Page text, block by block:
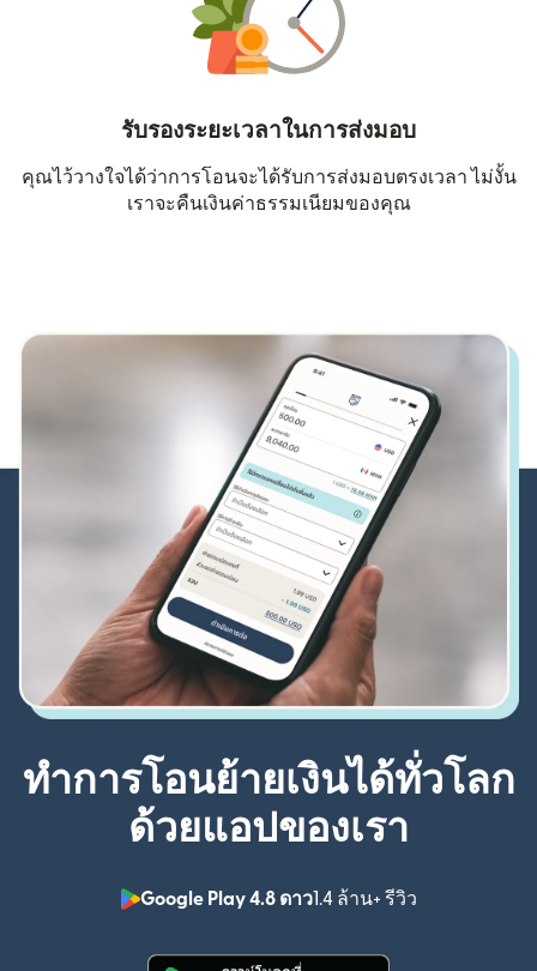
รับรองระยะเวลาในการส่งมอบ
คุณไว้วางใจได้ว่าการโอนจะได้รับการส่งมอบตรงเวลา ไม่งั้น
เราจะคืนเงินค่าธรรมเนียมของคุณ
ทำการโอนย้ายเงินได้ทั่วโลก
ด้วยแอปของเรา
Google Play 4.8 ดาว1.4 ล้าน+ รีวิว
(เปิดในหน้าต่